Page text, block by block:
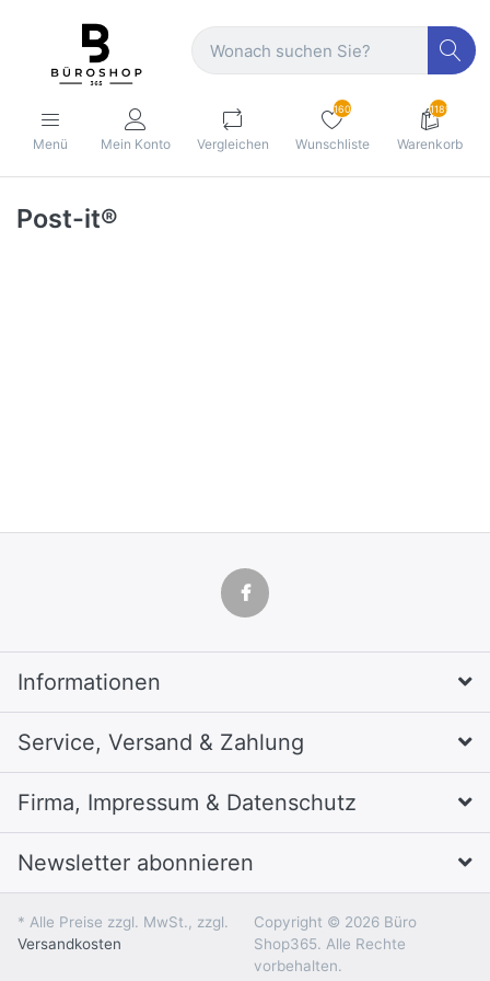
Menü Mein Konto Vergleichen
160
Wunschliste
1189
Warenkorb
Post-it®
Informationen
Service, Versand & Zahlung
Firma, Impressum & Datenschutz
Newsletter abonnieren
* Alle Preise zzgl. MwSt., zzgl.
Versandkosten
Copyright © 2026 Büro
Shop365. Alle Rechte
vorbehalten.